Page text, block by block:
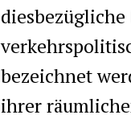
bezeichnet
ihrer